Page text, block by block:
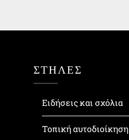
ΣΤΗΛΕΣ
Ειδήσεις και σχόλια
Τοπική αυτοδιοίκηση